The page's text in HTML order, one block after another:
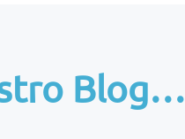
Blog…